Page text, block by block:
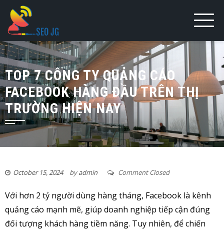
content
TOP 7 CÔNG TY QUẢNG CÁO
FACEBOOK HÀNG ĐẦU TRÊN THỊ
TRƯỜNG HIỆN NAY
October 15, 2024 byadmin Comment Closed
Với hơn 2 tỷ người dùng hàng tháng, Facebook là kênh
quảng cáo mạnh mẽ, giúp doanh nghiệp tiếp cận đúng
đối tượng khách hàng tiềm năng. Tuy nhiên, để chiến